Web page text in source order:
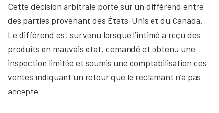
Cette décision arbitrale porte sur un différend entre
des parties provenant des États-Unis et du Canada.
Le différend est survenu lorsque l’intimé a reçu des
produits en mauvais état, demandé et obtenu une
inspection limitée et soumis une comptabilisation des
ventes indiquant un retour que le réclamant n’a pas
accepté.